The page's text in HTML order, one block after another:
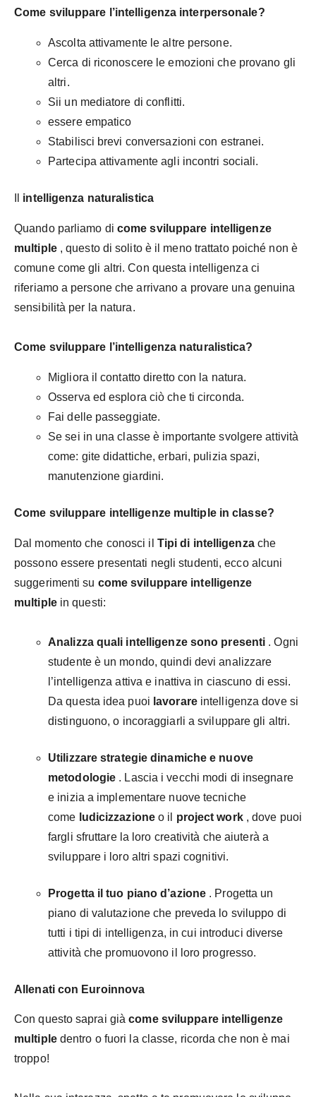
Come sviluppare l’intelligenza interpersonale?
Ascolta attivamente le altre persone.
Cerca di riconoscere le emozioni che provano gli
altri.
Sii un mediatore di conflitti.
essere empatico
Stabilisci brevi conversazioni con estranei.
Partecipa attivamente agli incontri sociali.
intelligenza naturalistica
Quando parliamo di come sviluppare intelligenze
multiple, questo di solito è il meno trattato poiché non è
comune come gli altri. Con questa intelligenza ci
riferiamo a persone che arrivano a provare una genuina
sensibilità per la natura.
Come sviluppare l’intelligenza naturalistica?
Migliora il contatto diretto con la natura.
Osserva ed esplora ciò che ti circonda.
Fai delle passeggiate.
Se sei in una classe è importante svolgere attività
come: gite didattiche, erbari, pulizia spazi,
manutenzione giardini.
Come sviluppare intelligenze multiple in classe?
Dal momento che conosci il Tipi di intelligenzache
possono essere presentati negli studenti, ecco alcuni
suggerimenti su come sviluppare intelligenze
multiple in questi:
Analizza quali intelligenze sono presenti . Ogni
studente è un mondo, quindi devi analizzare
l’intelligenza attiva e inattiva in ciascuno di essi.
Da questa idea puoi lavorareintelligenza dove si
distinguono, o incoraggiarli a sviluppare gli altri.
Utilizzare strategie dinamiche e nuove
metodologie . Lascia i vecchi modi di insegnare
e inizia a implementare nuove tecniche
come ludicizzazioneo il project work, dove puoi
fargli sfruttare la loro creatività che aiuterà a
sviluppare i loro altri spazi cognitivi.
Progetta il tuo piano d’azione . Progetta un
piano di valutazione che preveda lo sviluppo di
tutti i tipi di intelligenza, in cui introduci diverse
attività che promuovono il loro progresso.
Allenati con Euroinnova
Con questo saprai giàcome sviluppare intelligenze
multipledentro o fuori la classe, ricorda che non è mai
troppo!